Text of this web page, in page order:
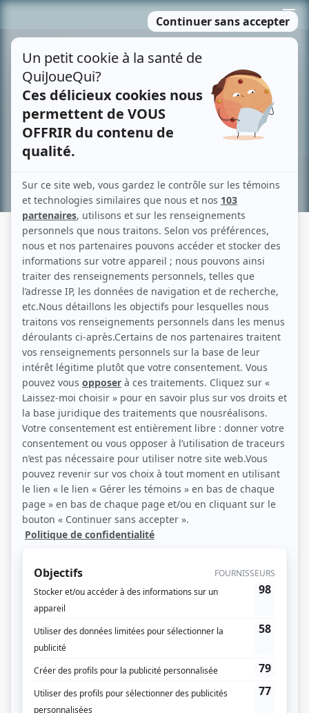
MENU
contenu
Recherche avancée »
RACE DE MONDE
Robert Rivard et Paul Hébert (Photo: André Le Coz)
Description sommaire de l'histoire
Charles et Mathilde Beauchemin ont quitté Trois-Pistoles pour s'installer à
Montréal. Ils arrivent à peine à joindre les deux bouts. Leurs enfants, sauf
fatalité propre à leur classe sociale. Après le décès de Mathilde, l'oncle Phil
devient le second pôle important de la famille. À l'inverse, la famille Picard
appartient à un milieu aisé mais leur couple bat de l'aile. Leur fille Catherine
s'est entichée d'Abel, qui est copain de son frère Robert. Les tensions que
matière des intrigues. Pour les Beauchemin, la façon de s'en sortir sera de
retourner à Trois-Pistoles.
(Source: Répertoire des séries, feuilletons et téléromans québécois, Jean-Yves
Croteau, Pierre Véronneau, Les Publications du Québec)
Liens